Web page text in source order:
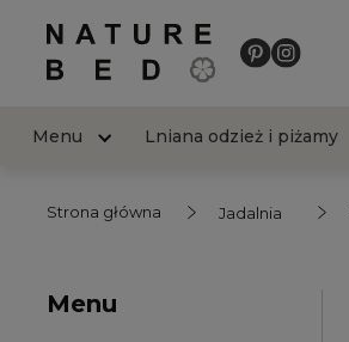
Menu Lniana odzież i piżamy
Strona główna Jadalnia
Menu